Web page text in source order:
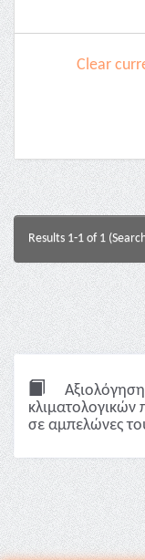
Clear
Results 1-1 of 1
σε αμπελώνες